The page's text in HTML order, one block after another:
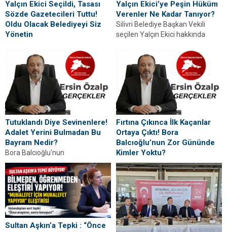
Yalçın Ekici Seçildi, Tasası
Sözde Gazetecileri Tuttu!
Oldu Olacak Belediyeyi Siz
Yönetin
Başkanı Vekili seçilmesinin
ardından başlayan tartışmalara
yönelik dikkat çeken
değerlendirme. Detaylar...
Yalçın Ekici’ye Peşin Hüküm
Verenler Ne Kadar Tanıyor?
Silivri Belediye Başkan Vekili
seçilen Yalçın Ekici hakkında
döneme ilişkin dikkat...
Tutuklandı Diye Sevinenlere!
Adalet Yerini Bulmadan Bu
Bayram Nedir?
Bora Balcıoğlu'nun
tutuklanmasının ardından
başlayan tartışmalar ve sosyal
medyadaki tepkiler üzerine
dikkat çeken bir köşe...
Fırtına Çıkınca İlk Kaçanlar
Ortaya Çıktı! Bora
Balcıoğlu’nun Zor Gününde
Kimler Yoktu?
Bora Balcıoğlu’nun gözaltı
sürecinde dostluk, vefa ve
dayanışma yeniden sorgulanıyor.
İyi günde alkışlayanlar bugün
nerede?...
Sultan Aşkın’a Tepki : “Önce